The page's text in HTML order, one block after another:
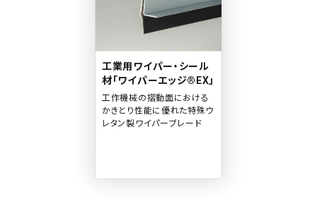
工業用ワイパー・シール
材「ワイパーエッジ®EX」
工作機械の摺動面における
かきとり性能に優れた特殊ウ
レタン製ワイパーブレード